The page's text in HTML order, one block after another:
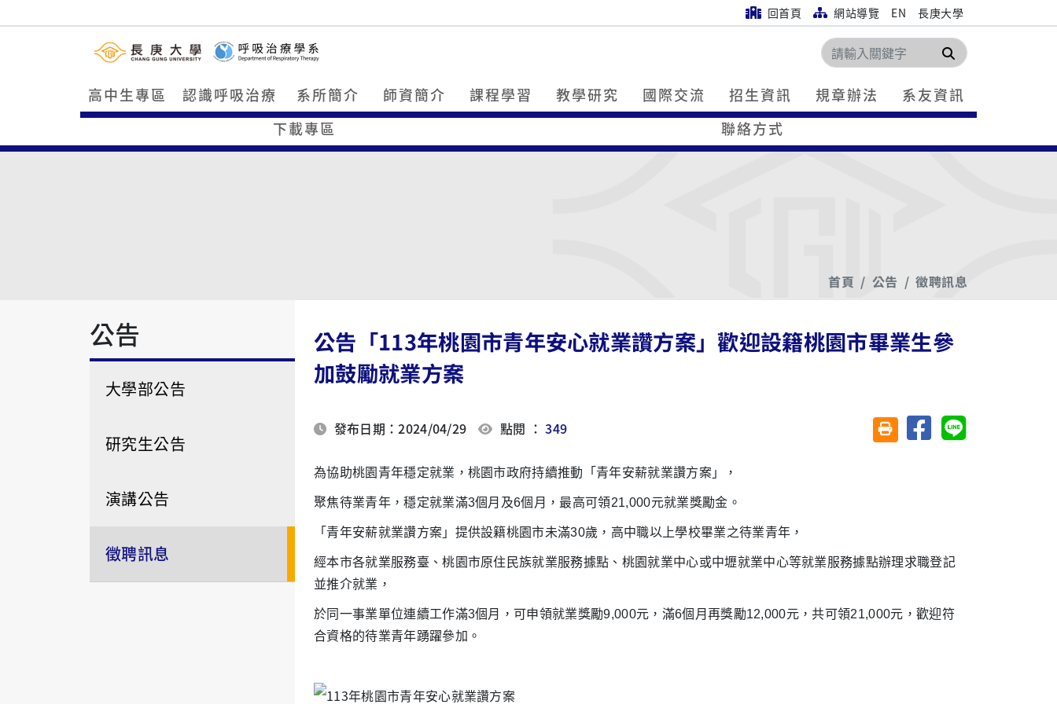
回首頁 網站導覽 EN 長庚大學
搜尋
高中生專區 認識呼吸治療 系所簡介 師資簡介 課程學習 教學研究 國際交流 招生資訊 規章辦法
系友資訊
下載專區
聯絡方式
首頁 公告 徵聘訊息
公告
大學部公告
研究生公告
演講公告
徵聘訊息
公告「113年桃園市青年安心就業讚方案」歡迎設籍桃園市畢業生參
加鼓勵就業方案
發布日期：2024/04/29 點閱 ：349 友善列印(另開視窗)
分享至臉書分享至 Line
為協助桃園青年穩定就業，桃園市政府持續推動「青年安薪就業讚方案」，
聚焦待業青年，穩定就業滿3個月及6個月，最高可領21,000元就業獎勵金。
「青年安薪就業讚方案」提供設籍桃園市未滿30歲，高中職以上學校畢業之待業青年，
經本市各就業服務臺、桃園市原住民族就業服務據點、桃園就業中心或中壢就業中心等就業服務據點辦理求職登記
並推介就業，
於同一事業單位連續工作滿3個月，可申領就業獎勵9,000元，滿6個月再獎勵12,000元，共可領21,000元，歡迎符
合資格的待業青年踴躍參加。